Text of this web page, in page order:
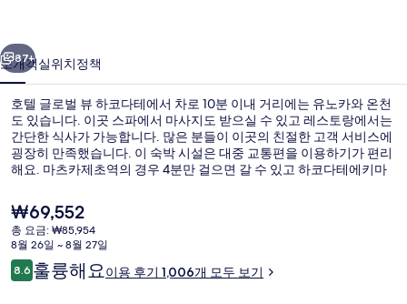
코
다
테
의
사
진
갤
러
리
87+
소개객실위치정책
호텔 글로벌 뷰 하코다테에서 차로 10분 이내 거리에는 유노카와 온천
도 있습니다. 이곳 스파에서 마사지도 받으실 수 있고 레스토랑에서는
간단한 식사가 가능합니다. 많은 분들이 이곳의 친절한 고객 서비스에
굉장히 만족했습니다. 이 숙박 시설은 대중 교통편을 이용하기가 편리
해요. 마츠카제초역의 경우 4분만 걸으면 갈 수 있고 하코다테에키마
현
재
가
격
은
₩69,552
총 요금: ₩85,954
8월 26일 ~ 8월 27일
이
용
8.610점 만점 중 8.6점.
훌륭해요이용 후기 1,006개 모두 보기